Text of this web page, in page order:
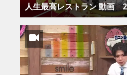
人生最高レストラン 動画